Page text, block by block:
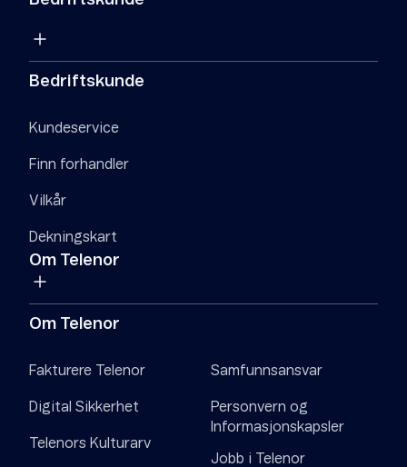
Bedriftskunde
Kundeservice
Finn forhandler
Vilkår
Dekningskart
Om Telenor
Om Telenor
Fakturere Telenor
Digital Sikkerhet
Telenors Kulturarv
Samfunnsansvar
Personvern og
Informasjonskapsler
Jobb i Telenor